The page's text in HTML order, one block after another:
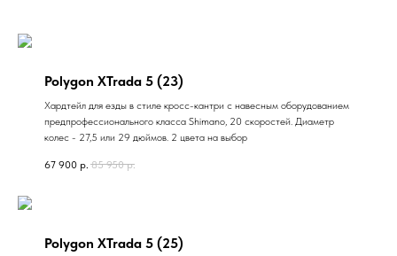
Polygon XTrada 5 (23)
Хардтейл для езды в стиле кросс-кантри с навесным оборудованием
предпрофессионального класса Shimano, 20 скоростей. Диаметр
колес - 27,5 или 29 дюймов. 2 цвета на выбор
67 900 р. 85 950 р.
Polygon XTrada 5 (25)